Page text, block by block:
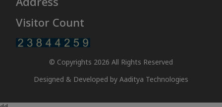
Visitor Count
© Copyrights 2026 All Rights Reserved
Designed & Developed by Aaditya Technologies